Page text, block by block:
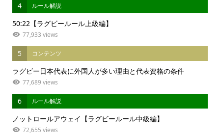
4 ルール解説
50:22【ラグビールール上級編】
77,933 views
5 コンテンツ
ラグビー日本代表に外国人が多い理由と代表資格の条件
77,689 views
6 ルール解説
ノットロールアウェイ【ラグビールール中級編】
72,655 views